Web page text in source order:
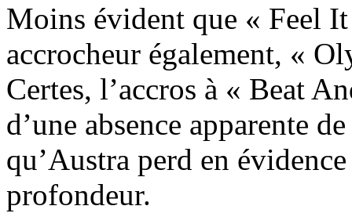
Moins évident que « Feel
accrocheur également, «
Certes, l’accros à « Beat
d’une absence apparente
qu’Austra perd en
profondeur.